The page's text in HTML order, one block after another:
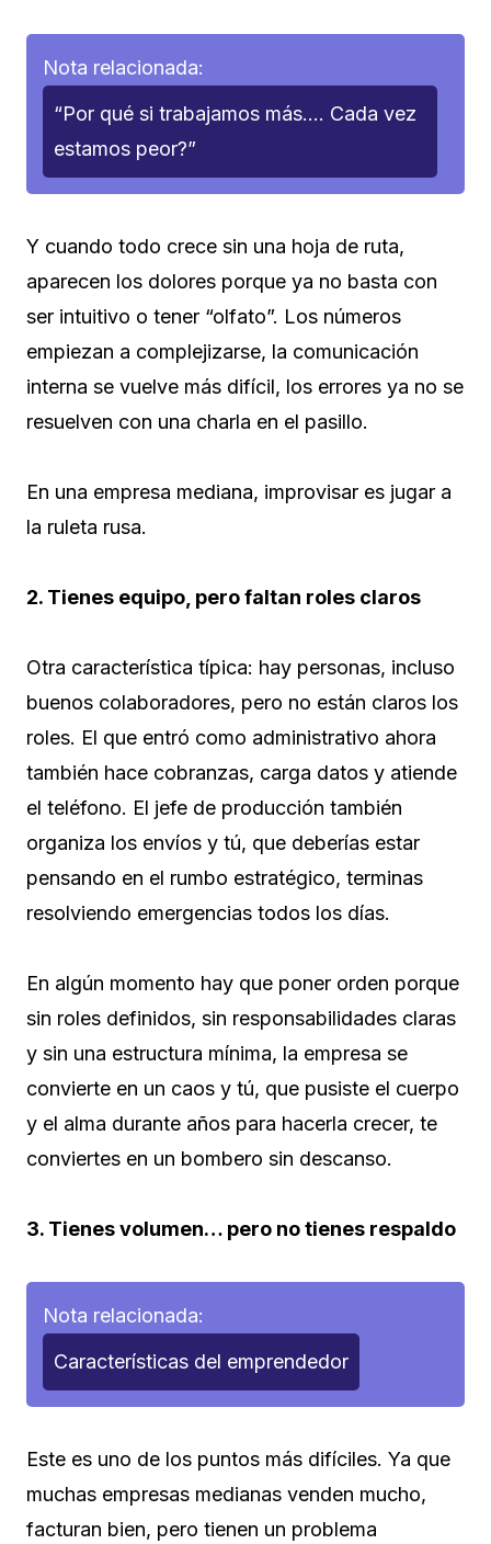
Nota relacionada:
“Por qué si trabajamos más…. Cada vez
estamos peor?”
Y cuando todo crece sin una hoja de ruta,
aparecen los dolores porque ya no basta con
ser intuitivo o tener “olfato”. Los números
empiezan a complejizarse, la comunicación
interna se vuelve más difícil, los errores ya no se
resuelven con una charla en el pasillo.
En una empresa mediana, improvisar es jugar a
la ruleta rusa.
2. Tienes equipo, pero faltan roles claros
Otra característica típica: hay personas, incluso
buenos colaboradores, pero no están claros los
roles. El que entró como administrativo ahora
también hace cobranzas, carga datos y atiende
el teléfono. El jefe de producción también
organiza los envíos y tú, que deberías estar
pensando en el rumbo estratégico, terminas
resolviendo emergencias todos los días.
En algún momento hay que poner orden porque
sin roles definidos, sin responsabilidades claras
y sin una estructura mínima, la empresa se
convierte en un caos y tú, que pusiste el cuerpo
y el alma durante años para hacerla crecer, te
conviertes en un bombero sin descanso.
3. Tienes volumen… pero no tienes respaldo
Nota relacionada:
Características del emprendedor
Este es uno de los puntos más difíciles. Ya que
muchas empresas medianas venden mucho,
facturan bien, pero tienen un problema